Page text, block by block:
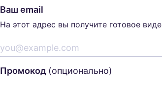
Ваш email
На этот адрес вы получите готовое
Промокод (опционально)